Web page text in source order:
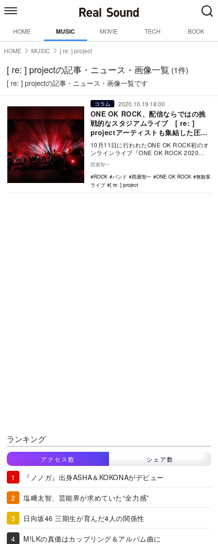
HOME MUSIC MOVIE TECH BOOK
HOME MUSIC [ re: ] project
[ re: ] projectの記事・ニュース・画像一覧 (1件)
[ re: ] projectの記事・ニュース・画像一覧です
コラム 2020.10.19 18:00
ONE OK ROCK、配信ならではの挑
戦的なスタジアムライブ [ re: ]
projectアーティストも集結した圧巻
の一夜を徹底レポート
10月11日に行われたONE OK ROCK初のオ
ンラインライブ『ONE OK ROCK 2020
西廣智一
ROCK
バンド 西廣智一 ONE OK ROCK
無観客
ライブ
[ re: ] project
ランキング
アクセス数 シェア数
『ノノガ』出身ASHA＆KOKONAがデビュー
塩﨑太智、芸能界が求めていた“全力感”
日向坂46 三期生が育んだ4人の関係性
M!LKの真価はカップリング＆アルバム曲に